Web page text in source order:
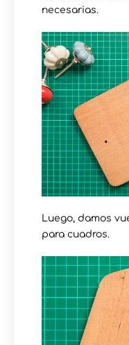
necesarias.
Luego, damos
para cuadros.